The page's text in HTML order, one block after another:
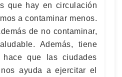
que hay en circulación
a contaminar menos.
de no contaminar,
Además, tiene
hace que las ciudades
ayuda a ejercitar el